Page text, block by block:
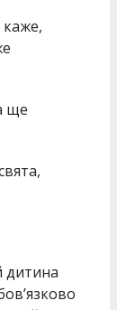
каже,
ще
дитина